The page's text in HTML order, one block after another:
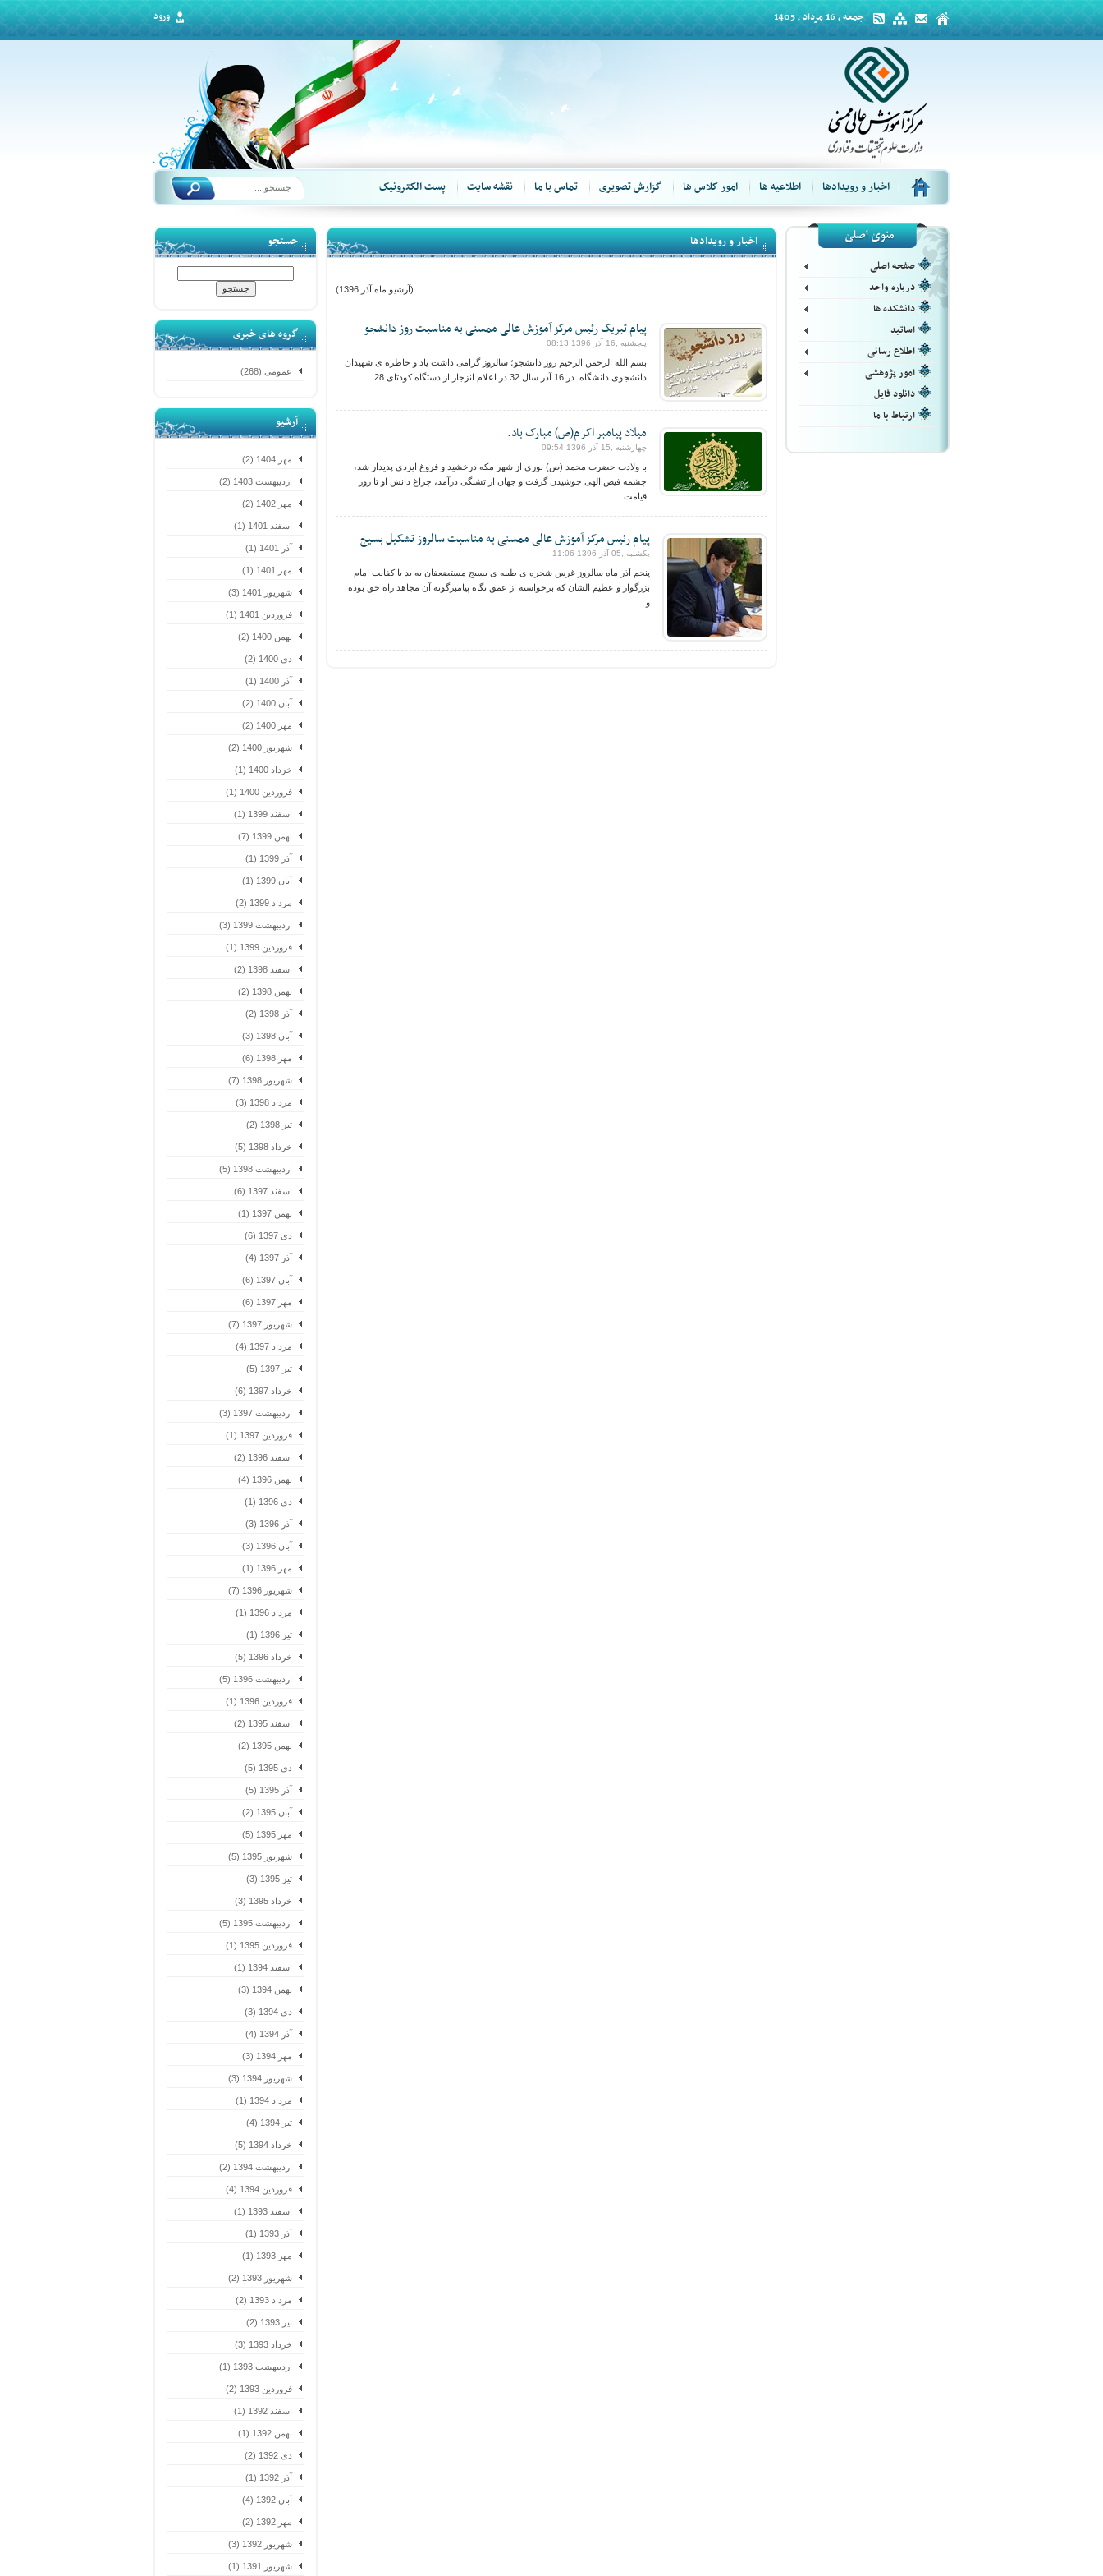
جمعه ، 16 مرداد ، 1405 ورود
اخبار و رویدادها اطلاعیه ها امور کلاس ها گزارش تصویری تماس با ما نقشه سایت پست الکترونیک
جستجو
گروه های خبری
عمومی (268)
آرشیو
مهر 1404 (2)
اردیبهشت 1403 (2)
مهر 1402 (2)
اسفند 1401 (1)
آذر 1401 (1)
مهر 1401 (1)
شهریور 1401 (3)
فروردین 1401 (1)
بهمن 1400 (2)
دی 1400 (2)
آذر 1400 (1)
آبان 1400 (2)
مهر 1400 (2)
شهریور 1400 (2)
خرداد 1400 (1)
فروردین 1400 (1)
اسفند 1399 (1)
بهمن 1399 (7)
آذر 1399 (1)
آبان 1399 (1)
مرداد 1399 (2)
اردیبهشت 1399 (3)
فروردین 1399 (1)
اسفند 1398 (2)
بهمن 1398 (2)
آذر 1398 (2)
آبان 1398 (3)
مهر 1398 (6)
شهریور 1398 (7)
مرداد 1398 (3)
تیر 1398 (2)
خرداد 1398 (5)
اردیبهشت 1398 (5)
اسفند 1397 (6)
بهمن 1397 (1)
دی 1397 (6)
آذر 1397 (4)
آبان 1397 (6)
مهر 1397 (6)
شهریور 1397 (7)
مرداد 1397 (4)
تیر 1397 (5)
خرداد 1397 (6)
اردیبهشت 1397 (3)
فروردین 1397 (1)
اسفند 1396 (2)
بهمن 1396 (4)
دی 1396 (1)
آذر 1396 (3)
آبان 1396 (3)
مهر 1396 (1)
شهریور 1396 (7)
مرداد 1396 (1)
تیر 1396 (1)
خرداد 1396 (5)
اردیبهشت 1396 (5)
فروردین 1396 (1)
اسفند 1395 (2)
بهمن 1395 (2)
دی 1395 (5)
آذر 1395 (5)
آبان 1395 (2)
مهر 1395 (5)
شهریور 1395 (5)
تیر 1395 (3)
خرداد 1395 (3)
اردیبهشت 1395 (5)
فروردین 1395 (1)
اسفند 1394 (1)
بهمن 1394 (3)
دی 1394 (3)
آذر 1394 (4)
مهر 1394 (3)
شهریور 1394 (3)
مرداد 1394 (1)
تیر 1394 (4)
خرداد 1394 (5)
اردیبهشت 1394 (2)
فروردین 1394 (4)
اسفند 1393 (1)
آذر 1393 (1)
مهر 1393 (1)
شهریور 1393 (2)
مرداد 1393 (2)
تیر 1393 (2)
خرداد 1393 (3)
اردیبهشت 1393 (1)
فروردین 1393 (2)
اسفند 1392 (1)
بهمن 1392 (1)
دی 1392 (2)
آذر 1392 (1)
آبان 1392 (4)
مهر 1392 (2)
شهریور 1392 (3)
شهریور 1391 (1)
اخبار و رویدادها
(آرشیو ماه آذر 1396)
پیام تبریک رئیس مرکز آموزش عالی ممسنی به مناسبت روز دانشجو
پنجشنبه ,16 آذر 1396 08:13
بسم الله الرحمن الرحیم روز دانشجو؛ سالروز گرامی داشت یاد و خاطره ی شهیدان
دانشجوی دانشگاه در 16 آذر سال 32 در اعلام انزجار از دستگاه کودتای 28 ...
میلاد پیامبر اکرم(ص) مبارک باد.
چهارشنبه ,15 آذر 1396 09:54
با ولادت حضرت محمد (ص) نوری از شهر مکه درخشید و فروغ ایزدی پدیدار شد،
چشمه فیض الهی جوشیدن گرفت و جهان از تشنگی درآمد، چراغ دانش او تا روز
قیامت ...
پیام رئیس مرکز آموزش عالی ممسنی به مناسبت سالروز تشکیل بسیج
یکشنبه ,05 آذر 1396 11:06
پنجم آذر ماه سالروز غرس شجره ی طیبه ی بسیج مستضعفان به ید با کفایت امام
بزرگوار و عظیم الشان که برخواسته از عمق نگاه پیامبرگونه آن مجاهد راه حق بوده
و...
صفحه اصلی
درباره واحد
دانشکده ها
اساتید
اطلاع رسانی
امور پژوهشی
دانلود فایل
ارتباط با ما